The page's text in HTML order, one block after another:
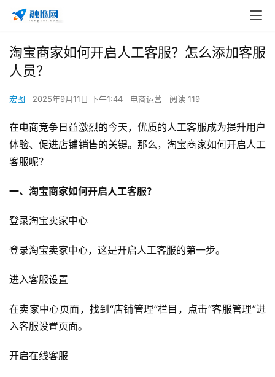
淘宝商家如何开启人工客服？怎么添加客服
人员？
宏图 2025年9月11日 下午1:44 电商运营 阅读 119
在电商竞争日益激烈的今天，优质的人工客服成为提升用户
体验、促进店铺销售的关键。那么，淘宝商家如何开启人工
客服呢？
一、淘宝商家如何开启人工客服？
登录淘宝卖家中心
登录淘宝卖家中心，这是开启人工客服的第一步。
进入客服设置
在卖家中心页面，找到“店铺管理”栏目，点击“客服管理”进
入客服设置页面。
开启在线客服